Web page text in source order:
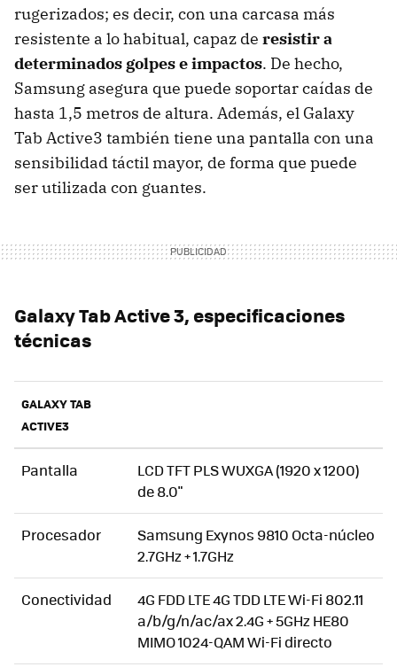
rugerizados; es decir, con una carcasa más
resistente a lo habitual, capaz de resistir a
determinados golpes e impactos. De hecho,
Samsung asegura que puede soportar caídas de
hasta 1,5 metros de altura. Además, el Galaxy
Tab Active3 también tiene una pantalla con una
sensibilidad táctil mayor, de forma que puede
ser utilizada con guantes.
Galaxy Tab Active 3, especificaciones
técnicas
GALAXY TAB
ACTIVE3
Pantalla
LCD TFT PLS WUXGA (1920 x 1200)
de 8.0"
Procesador
Samsung Exynos 9810 Octa-núcleo
2.7GHz + 1.7GHz
Conectividad
4G FDD LTE 4G TDD LTE Wi-Fi 802.11
a/b/g/n/ac/ax 2.4G + 5GHz HE80
MIMO 1024-QAM Wi-Fi directo